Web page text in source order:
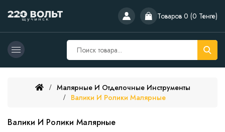
Товаров 0 (0 Тенге)
Малярные И Отделочные Инструменты
Валики И Ролики Малярные
Валики И Ролики Малярные